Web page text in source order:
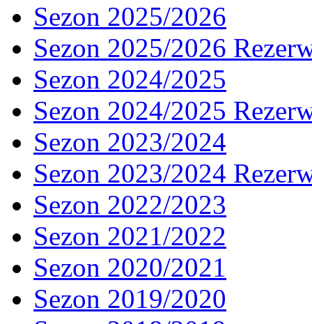
Sezon 2025/2026
Sezon 2025/2026
Sezon 2024/2025
Sezon 2024/2025
Sezon 2023/2024
Sezon 2023/2024
Sezon 2022/2023
Sezon 2021/2022
Sezon 2020/2021
Sezon 2019/2020